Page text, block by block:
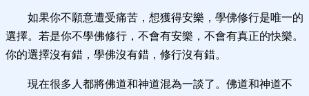
如果你不願意遭受痛苦，想獲得安樂，學佛修行是唯一的
選擇。若是你不學佛修行，不會有安樂，不會有真正的快樂。
你的選擇沒有錯，學佛沒有錯，修行沒有錯。
現在很多人都將佛道和神道混為一談了。佛道和神道不